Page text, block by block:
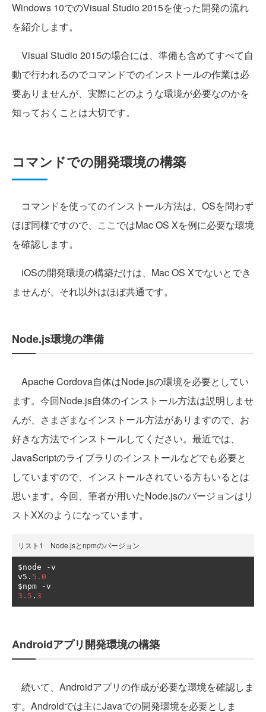
Windows 10でのVisual Studio 2015を使った開発の流れ
を紹介します。
Visual Studio 2015の場合には、準備も含めてすべて自
動で行われるのでコマンドでのインストールの作業は必
要ありませんが、実際にどのような環境が必要なのかを
知っておくことは大切です。
コマンドでの開発環境の構築
コマンドを使ってのインストール方法は、OSを問わず
ほぼ同様ですので、ここではMac OS Xを例に必要な環境
を確認します。
iOSの開発環境の構築だけは、Mac OS Xでないとでき
ませんが、それ以外はほぼ共通です。
Node.js環境の準備
Apache Cordova自体はNode.jsの環境を必要としてい
ます。今回Node.js自体のインストール方法は説明しませ
んが、さまざまなインストール方法がありますので、お
好きな方法でインストールしてください。最近では、
JavaScriptのライブラリのインストールなどでも必要と
していますので、インストールされている方もいるとは
思います。今回、筆者が用いたNode.jsのバージョンはリ
ストXXのようになっています。
リスト1 Node.jsとnpmのバージョン
$node -v
v5 . 5.0
$npm
-
3.5 . 3
Androidアプリ開発環境の構築
続いて、Androidアプリの作成が必要な環境を確認しま
す。Androidでは主にJavaでの開発環境を必要としま